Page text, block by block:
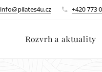
info@pilates4u.cz +420 773
Rozvrh a aktuality